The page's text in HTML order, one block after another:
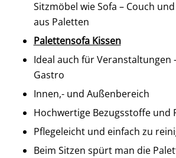
Sitzmöbel wie Sofa – Couch
aus Paletten
Palettensofa Kissen
Ideal auch für Veranstaltungen
Gastro
Innen,- und Außenbereich
Hochwertige Bezugsstoffe und
Pflegeleicht und einfach zu
Beim Sitzen spürt man die